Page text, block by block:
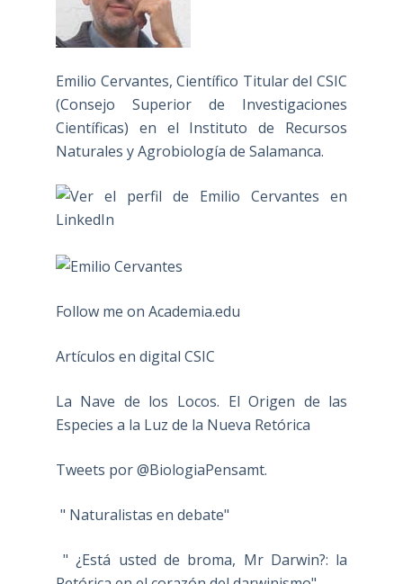
Emilio Cervantes, Científico Titular del CSIC
(Consejo Superior de Investigaciones
Científicas) en el Instituto de Recursos
Naturales y Agrobiología de Salamanca.
Follow me on Academia.edu
Artículos en digital CSIC
La Nave de los Locos. El Origen de las
Especies a la Luz de la Nueva Retórica
Tweets por @BiologiaPensamt.
" Naturalistas en debate"
" ¿Está usted de broma, Mr Darwin?: la